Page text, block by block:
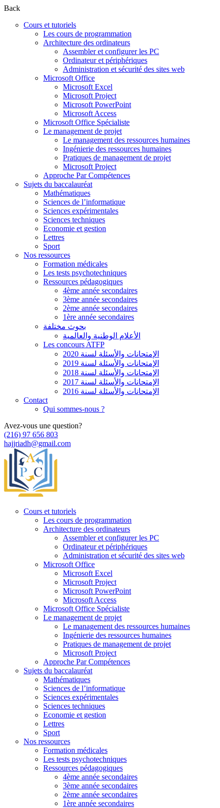
Back
Cours et tutoriels
Les cours de programmation
Architecture des ordinateurs
Assembler et configurer les PC
Ordinateur et périphériques
Administration et sécurité des sites web
Microsoft Office
Microsoft Excel
Microsoft Project
Microsoft PowerPoint
Microsoft Access
Microsoft Office Spécialiste
Le management de projet
Le management des ressources humaines
Ingénierie des ressources humaines
Pratiques de management de projet
Microsoft Project
Approche Par Compétences
Sujets du baccalauréat
Mathématiques
Sciences de l’informatique
Sciences expérimentales
Sciences techniques
Economie et gestion
Lettres
Sport
Nos ressources
Formation médicales
Les tests psychotechniques
Ressources pédagogiques
4ème année secondaires
3ème année secondaires
2ème année secondaires
1ère année secondaires
بحوث مختلفة
الأعلام الوطنية والعالمية
Les concours ATFP
الإمتحانات والأسئلة لسنة 2020
الإمتحانات والأسئلة لسنة 2019
الإمتحانات والأسئلة لسنة 2018
الإمتحانات والأسئلة لسنة 2017
الإمتحانات والأسئلة لسنة 2016
Contact
Qui sommes-nous ?
Avez-vous une question?
(216) 97 656 803
hajjriadh@gmail.com
Cours et tutoriels
Les cours de programmation
Architecture des ordinateurs
Assembler et configurer les PC
Ordinateur et périphériques
Administration et sécurité des sites web
Microsoft Office
Microsoft Excel
Microsoft Project
Microsoft PowerPoint
Microsoft Access
Microsoft Office Spécialiste
Le management de projet
Le management des ressources humaines
Ingénierie des ressources humaines
Pratiques de management de projet
Microsoft Project
Approche Par Compétences
Sujets du baccalauréat
Mathématiques
Sciences de l’informatique
Sciences expérimentales
Sciences techniques
Economie et gestion
Lettres
Sport
Nos ressources
Formation médicales
Les tests psychotechniques
Ressources pédagogiques
4ème année secondaires
3ème année secondaires
2ème année secondaires
1ère année secondaires